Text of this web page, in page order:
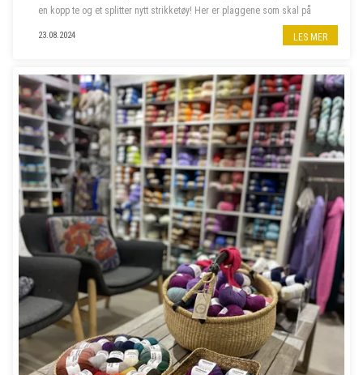
en kopp te og et splitter nytt strikketøy! Her er plaggene som skal på
23.08.2024 LES MER